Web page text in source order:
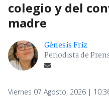
colegio y del
madre
Génesis Friz
Periodista de
Viernes 07 Agosto, 2026 |